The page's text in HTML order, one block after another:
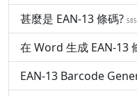
甚麼是 EAN-13 條碼? 585
在 Word 生成 EAN-13
EAN-13 Barcode